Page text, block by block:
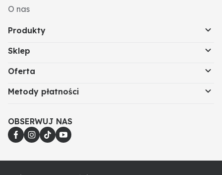
O nas
Produkty
Sklep
Oferta
Metody płatności
OBSERWUJ NAS